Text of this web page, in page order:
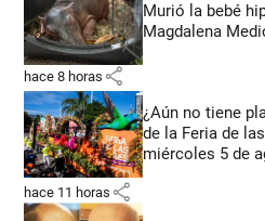
Murió la bebé
Magdalena
hace 8 horas share
¿Aún no tiene
de la Feria de
miércoles 5 de
hace 11 horas share